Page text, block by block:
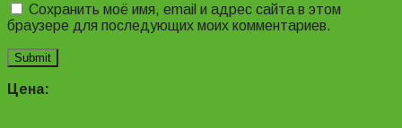
Сохранить моё имя, email и адрес сайта в этом
браузере для последующих моих комментариев.
Цена: